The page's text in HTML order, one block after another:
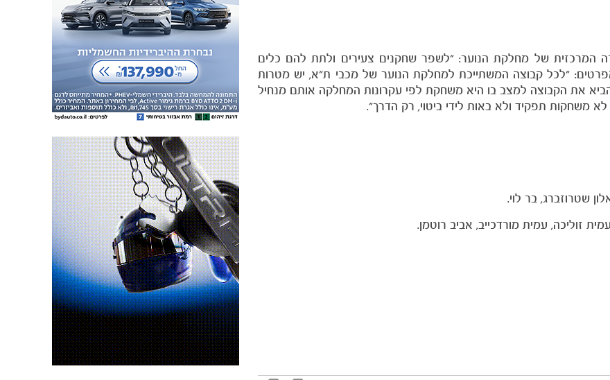
של מחלקת הנוער: "לשפר שחקנים צעירים ולתת להם כלים
"לכל קבוצה המשתייכת למחלקת הנוער של מכבי ת"א, יש מטרות
את הקבוצה למצב בו היא משחקת לפי עקרונות המחלקה אותם מנחיל
משחקות תפקיד ולא באות לידי ביטוי, רק הדרך".
שטרוזברג, בר לוי.
זוליכה, עמית מורדכייב, אביב רוטמן.